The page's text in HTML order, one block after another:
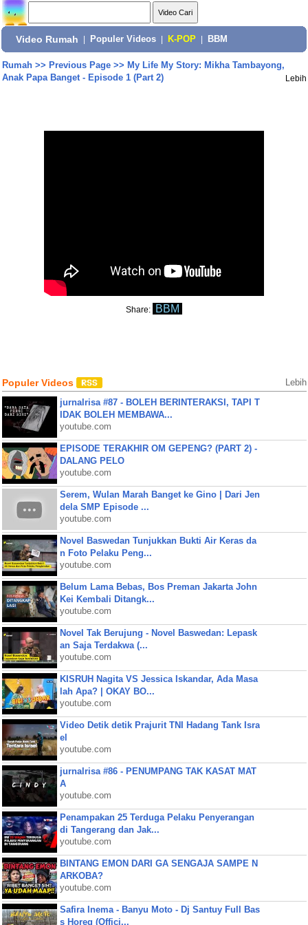
Video Rumah Populer Videos K-POP BBM
Rumah>> Previous Page>> My Life My Story: Mikha Tambayong,
Anak Papa Banget - Episode 1 (Part 2)
Lebih
Share: BBM
Populer Videos Lebih
jurnalrisa #87 - BOLEH BERINTERAKSI, TAPI T
IDAK BOLEH MEMBAWA...
youtube.com
EPISODE TERAKHIR OM GEPENG? (PART 2) -
DALANG PELO
youtube.com
Serem, Wulan Marah Banget ke Gino | Dari Jen
dela SMP Episode ...
youtube.com
Novel Baswedan Tunjukkan Bukti Air Keras da
n Foto Pelaku Peng...
youtube.com
Belum Lama Bebas, Bos Preman Jakarta John
Kei Kembali Ditangk...
youtube.com
Novel Tak Berujung - Novel Baswedan: Lepask
an Saja Terdakwa (...
youtube.com
KISRUH Nagita VS Jessica Iskandar, Ada Masa
lah Apa? | OKAY BO...
youtube.com
Video Detik detik Prajurit TNI Hadang Tank Isra
el
youtube.com
jurnalrisa #86 - PENUMPANG TAK KASAT MAT
A
youtube.com
Penampakan 25 Terduga Pelaku Penyerangan
di Tangerang dan Jak...
youtube.com
BINTANG EMON DARI GA SENGAJA SAMPE N
ARKOBA?
youtube.com
Safira Inema - Banyu Moto - Dj Santuy Full Bas
s Horeg (Offici...